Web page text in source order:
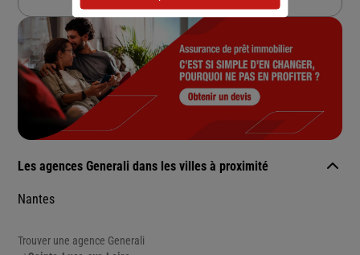
Les agences Generali dans les villes à proximité
Nantes
Trouver une agence Generali